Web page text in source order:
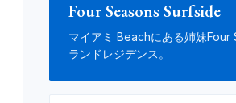
Four Seasons Surfside
マイアミ Beachにある姉妹Four
ランドレジデンス。